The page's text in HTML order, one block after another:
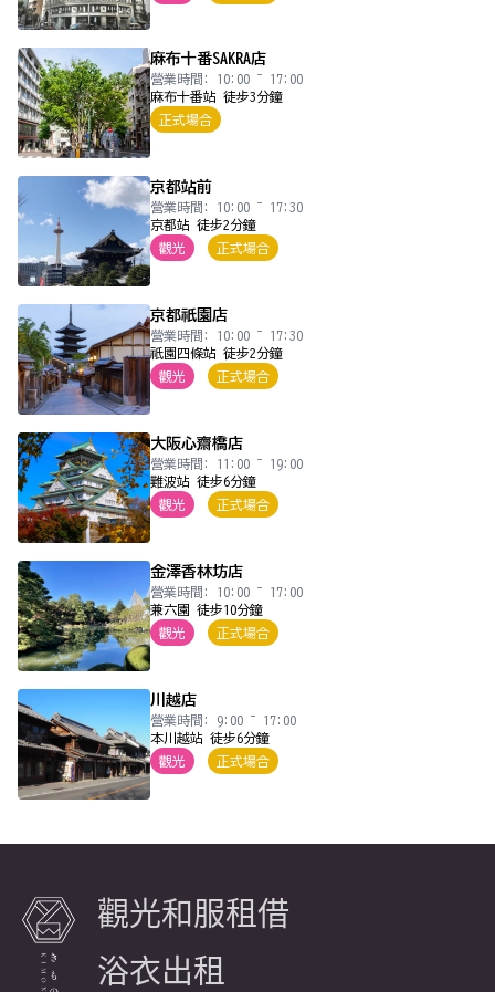
麻布十番SAKRA店
營業時間: 10:00 ~ 17:00
麻布十番站 徒步3分鐘
正式場合
京都站前
營業時間: 10:00 ~ 17:30
京都站 徒步2分鐘
觀光
正式場合
京都祇園店
營業時間: 10:00 ~ 17:30
祇園四條站 徒步2分鐘
觀光
正式場合
大阪心齋橋店
營業時間: 11:00 ~ 19:00
難波站 徒步6分鐘
觀光
正式場合
金澤香林坊店
營業時間: 10:00 ~ 17:00
兼六園 徒步10分鐘
觀光
正式場合
川越店
營業時間: 9:00 ~ 17:00
本川越站 徒步6分鐘
觀光
正式場合
觀光和服租借
浴衣出租